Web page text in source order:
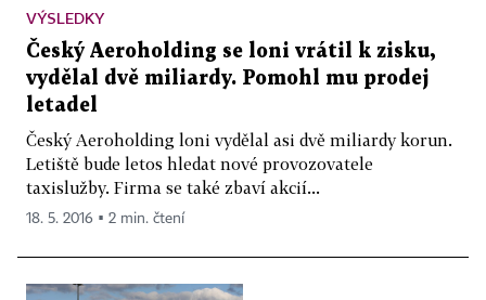
VÝSLEDKY
Český Aeroholding se loni vrátil k zisku,
vydělal dvě miliardy. Pomohl mu prodej
letadel
Český Aeroholding loni vydělal asi dvě miliardy korun.
Letiště bude letos hledat nové provozovatele
taxislužby. Firma se také zbaví akcií...
18. 5. 2016 ▪ 2 min. čtení